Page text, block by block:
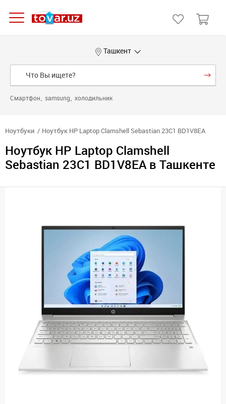
Ташкент
Смартфон samsung холодильник
Ноутбуки Ноутбук HP Laptop Clamshell Sebastian 23C1 BD1V8EA
Ноутбук HP Laptop Clamshell
Sebastian 23C1 BD1V8EA в Ташкенте